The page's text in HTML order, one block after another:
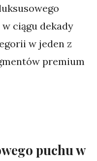
ciągu dekady
w jeden z
premium
puchu w